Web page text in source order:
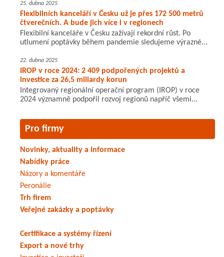
25. dubna 2025
Flexibilních kanceláří v Česku už je přes 172 500 metrů
čtverečních. A bude jich více i v regionech
Flexibilní kanceláře v Česku zažívají rekordní růst. Po
utlumení poptávky během pandemie sledujeme výrazné...
22. dubna 2025
IROP v roce 2024: 2 409 podpořených projektů a
investice za 26,5 miliardy korun
Integrovaný regionální operační program (IROP) v roce
2024 významně podpořil rozvoj regionů napříč všemi...
Pro firmy
Novinky, aktuality a informace
Nabídky práce
Názory a komentáře
Peronálie
Trh firem
Veřejné zakázky a poptávky
Certifikace a systémy řízení
Export a nové trhy